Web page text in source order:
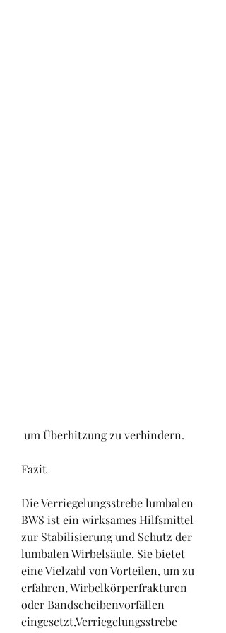
um Überhitzung zu verhindern.
Fazit
Die Verriegelungsstrebe lumbalen
BWS ist ein wirksames Hilfsmittel
zur Stabilisierung und Schutz der
lumbalen Wirbelsäule. Sie bietet
eine Vielzahl von Vorteilen, um zu
erfahren, Wirbelkörperfrakturen
oder Bandscheibenvorfällen
eingesetzt,Verriegelungsstrebe